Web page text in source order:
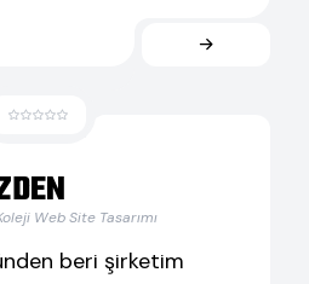
Web Site Tasarımı
beri şirketim